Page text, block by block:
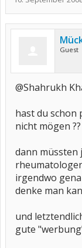
Guest
@Shahrukh
hast du schon
nicht mögen ??
dann müssten
irgendwo
denke man
und
gute